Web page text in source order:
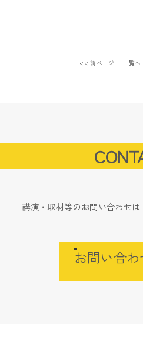
<< 前ページ 一覧へ
講演・取材等のお問い合わせは
お問い合わ